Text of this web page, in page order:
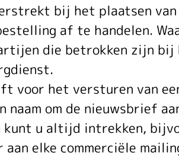
bij het plaatsen van
af te handelen.
die betrokken zijn bij
voor het versturen van
om de nieuwsbrief
kunt u altijd intrekken,
elke commerciële